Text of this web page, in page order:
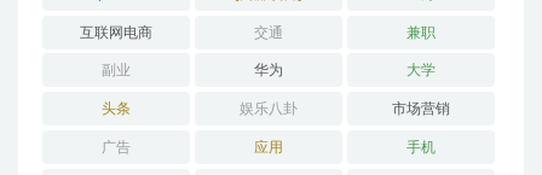
互联网电商 交通 兼职
副业 华为 大学
头条 娱乐八卦 市场营销
广告 应用 手机